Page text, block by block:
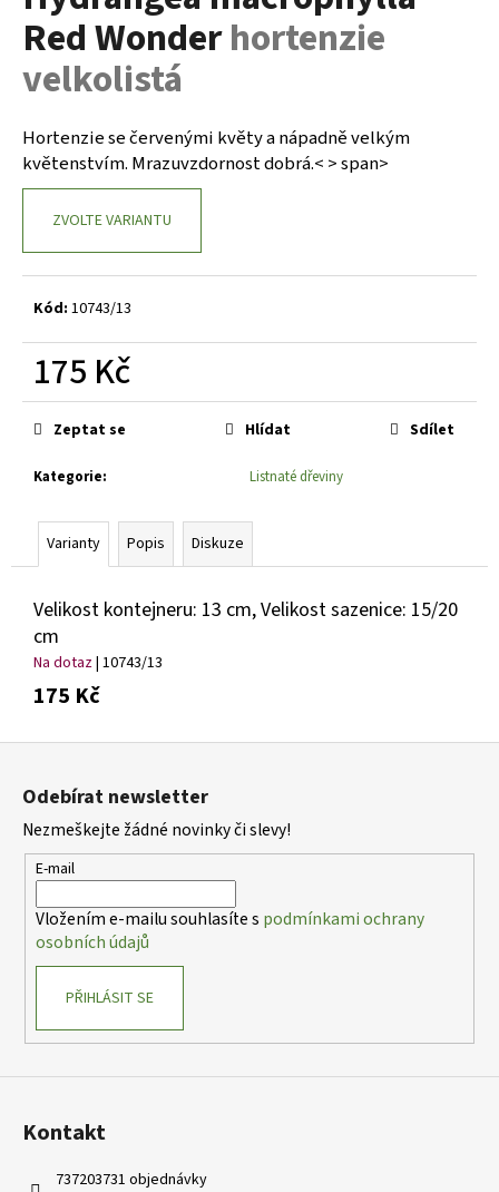
0,0
z
hvězdiček.
Red Wonderhortenzie
velkolistá
Hortenzie se červenými květy a nápadně velkým
květenstvím. Mrazuvzdornost dobrá.< > span>
ZVOLTE VARIANTU
Kód: 10743/13
175 Kč
Měrná
cena:
Kategorie: Listnaté dřeviny
Zeptat se Hlídat Sdílet
Varianty Popis Diskuze
Velikost kontejneru: 13 cm, Velikost sazenice: 15/20
cm
Na dotaz| 10743/13
175 Kč
a
j
í
?
HLEDAT
p
o
e
m
ALYSSUM
SAXATILE
TAŘICE
67
Z
Odebírat newsletter
Nezmeškejte žádné novinky či slevy!
E-mail
Vložením e-mailu souhlasíte s podmínkami ochrany
osobních údajů
PŘIHLÁSIT SE
Kontakt
737203731 objednávky